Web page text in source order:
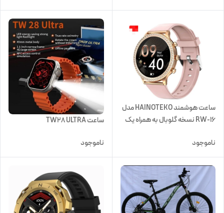
ساعت هوشمند HAINOTEKO مدل
RW-16 نسخه گلوبال به همراه یک
ناموجود
ساعت TW28 ULTRA
ناموجود